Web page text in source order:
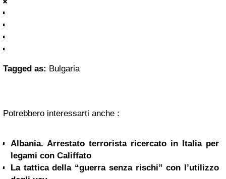
Tagged as: Bulgaria
Potrebbero interessarti anche :
Albania. Arrestato terrorista ricercato in Italia per
legami con Califfato
La tattica della “guerra senza rischi” con l’utilizzo